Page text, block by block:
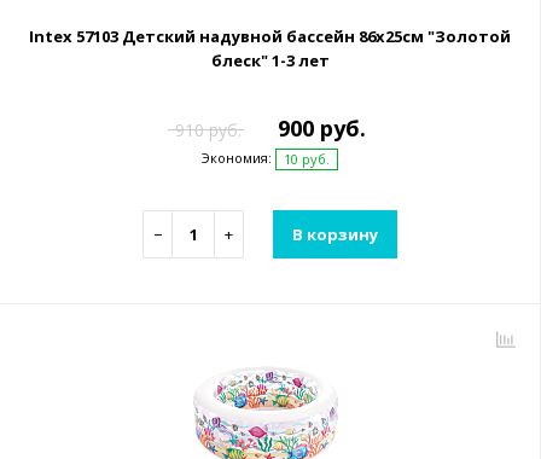
Intex 57103 Детский надувной бассейн 86х25см "Золотой
блеск" 1-3 лет
910 руб. 900 руб.
Экономия: 10 руб.
− + В корзину